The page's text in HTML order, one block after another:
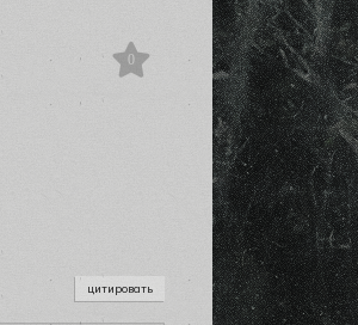
0
цитировать